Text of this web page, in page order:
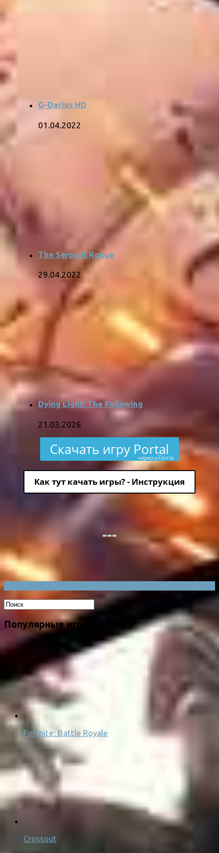
G-Darius HD
01.04.2022
The Serpent Rogue
29.04.2022
Dying Light: The Following
21.03.2026
Скачать игру Portal
через uTorria
Как тут качать игры? - Инструкция
Популярные игры на сайте
Fortnite: Battle Royale
Crossout